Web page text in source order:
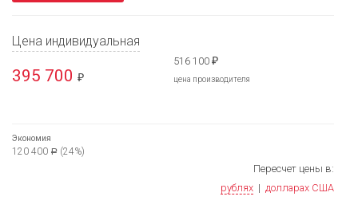
Цена индивидуальная
395 700 ₽
516 100 ₽
цена производителя
Экономия
120 400 Р (24%)
Пересчет цены в:
рублях | долларах США